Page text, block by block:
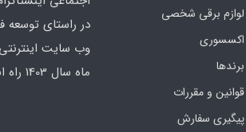
لوازم برقی شخصی
اکسسوری
برندها
قوانین و مقررات
پیگیری سفارش
در راستای توسعه
وب سایت
ماه سال 1403 راه اندازی شد.